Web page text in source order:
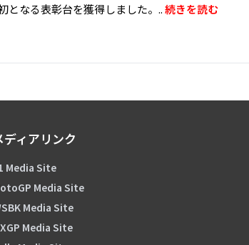
となる表彰台を獲得しました。..続きを読む
ディアリンク
Media Site
Media Site
Media Site
Media Site